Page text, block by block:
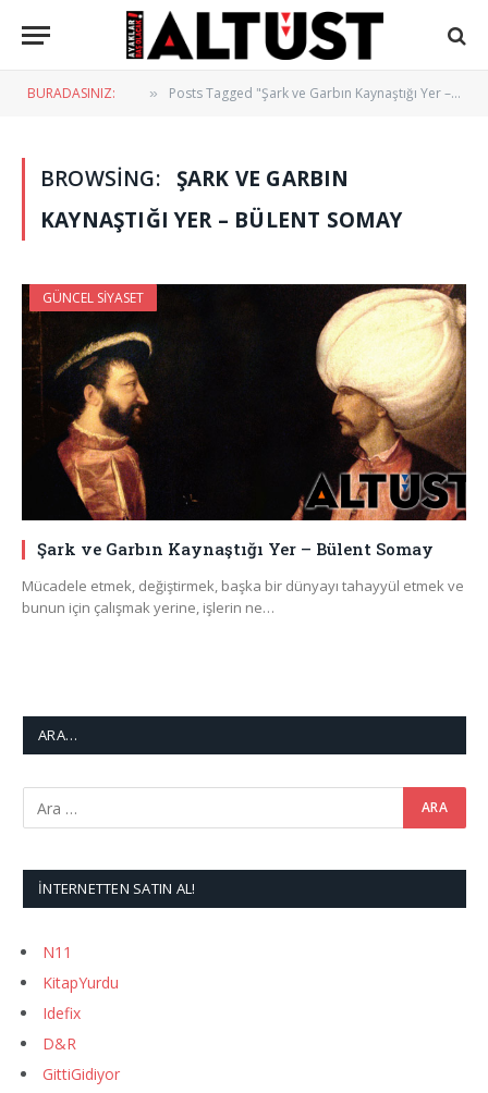
BURADASINIZ: » Posts Tagged "Şark ve Garbın Kaynaştığı Yer – Bülent Somay"
BROWSING: ŞARK VE GARBIN
KAYNAŞTIĞI YER – BÜLENT SOMAY
GÜNCEL SIYASET
Şark ve Garbın Kaynaştığı Yer – Bülent Somay
Mücadele etmek, değiştirmek, başka bir dünyayı tahayyül etmek ve
bunun için çalışmak yerine, işlerin ne…
ARA…
İNTERNETTEN SATIN AL!
N11
KitapYurdu
Idefix
D&R
GittiGidiyor